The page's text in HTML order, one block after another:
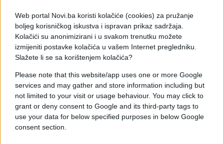
Web portal Novi.ba koristi kolačiće (cookies) za pružanje
boljeg korisničkog iskustva i ispravan prikaz sadržaja.
Kolačići su anonimizirani i u svakom trenutku možete
izmijeniti postavke kolačića u vašem Internet pregledniku.
Slažete li se sa korištenjem kolačića?
Please note that this website/app uses one or more Google
services and may gather and store information including but
not limited to your visit or usage behaviour. You may click to
grant or deny consent to Google and its third-party tags to
use your data for below specified purposes in below Google
consent section.
penzija iznosi 700 KM. Ukoliko pravo ostvaruju
udovica i jedno dijete, ukupna porodična penzija
iznosi 800 KM, odnosno po 400 KM svakom
korisniku ako se isplaćuje u jednakim dijelovima.
Ako pravo ostvaruju udovica i dvoje djece, ukupna
porodična penzija iznosi 900 KM, odnosno po 300
KM svakom korisniku ukoliko se dijeli na jednake
dijelove.